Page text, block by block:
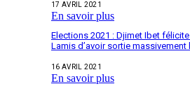
17 AVRIL 2021
En savoir plus
Elections 2021 : Djimet Ibet
Lamis d’avoir sortie massivement
16 AVRIL 2021
En savoir plus